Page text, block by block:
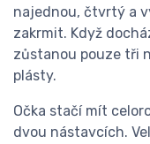
najednou, čtvrtý a
zakrmit. Když
zůstanou pouze tři
plásty.
Očka stačí mít
dvou nástavcích.